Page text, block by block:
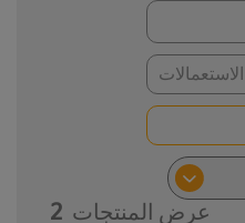
عرض المنتجات 2